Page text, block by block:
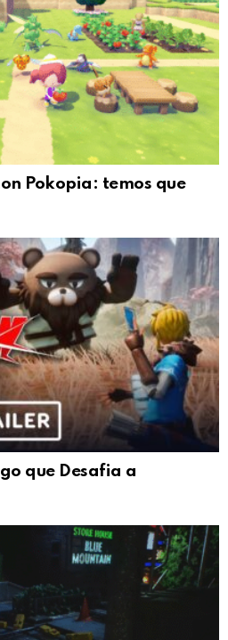
Pokopia: temos que
que Desafia a